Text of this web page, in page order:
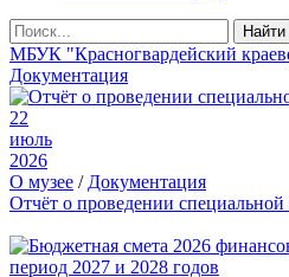
Найти
МБУК "Красногвардейский
Документация
22
июль
2026
О музее / Документация
Отчёт о проведении